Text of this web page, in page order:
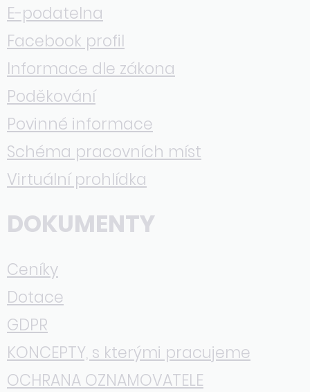
E-podatelna
Facebook profil
Informace dle zákona
Poděkování
Povinné informace
Schéma pracovních míst
Virtuální prohlídka
DOKUMENTY
Ceníky
Dotace
GDPR
KONCEPTY, s kterými pracujeme
OCHRANA OZNAMOVATELE